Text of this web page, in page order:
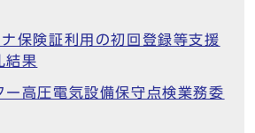
保険証利用の初回登録等支援
結果
ー高圧電気設備保守点検業務委